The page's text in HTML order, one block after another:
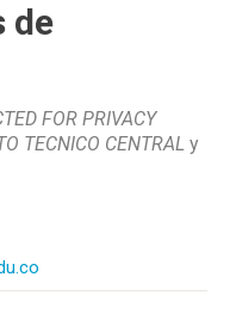
de
FOR PRIVACY
TECNICO CENTRAL y